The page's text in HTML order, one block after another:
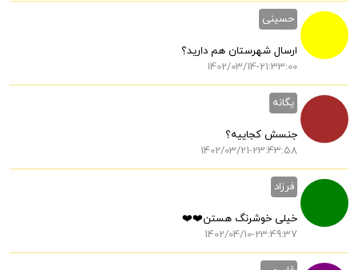
حسینی
ارسال شهرستان هم دارید؟
1402/03/14-21:33:00
یگانه
جنسش کجاییه؟
1402/03/21-23:43:58
فرزاد
خیلی خوشرنگ هستن❤️❤️
1402/04/10-23:49:37